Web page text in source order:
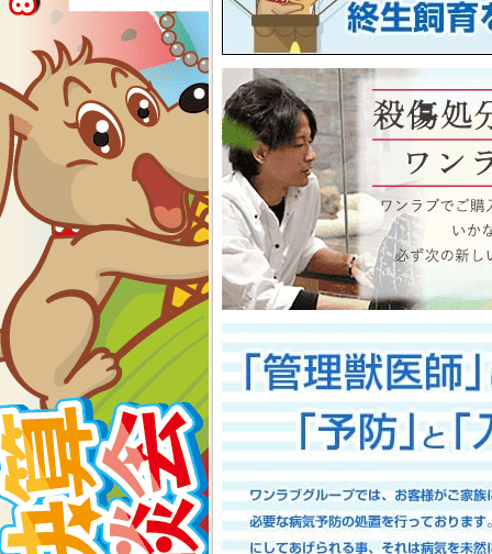
ンがスタート！！ 2026年8
くと、ワンラブポイントを
くださいね イベント内容
2026-07-24
【大決算2026開催！！】香川県
大決算フェア開催中！！7/25～8/
香川県のみなさま、お世話
多津店、ゆめタウン三豊店
期間中(^^)/厳選されたかわ
店として、品揃え豊富に取
スで元気に遊びまわってお
お迎えのチャンスですよ～
い！ワンラブが全力でサポ
としてスタッフ一同頑張っ
2026-07-17
【Meet Your New Family Fes 開
7/18～8/2まで｜ワンラブグループ
長野のみなさま！！お世話
謝の想いを込めて、ペット
間中(^^)/厳選されたかわい
おりますよ～ 気になった子
で、ワンラブで間違いなく